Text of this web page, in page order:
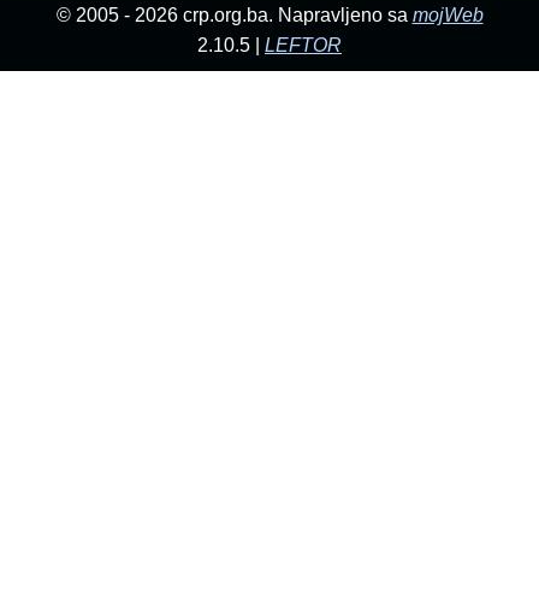
© 2005 - 2026 crp.org.ba. Napravljeno sa mojWeb
2.10.5 | LEFTOR